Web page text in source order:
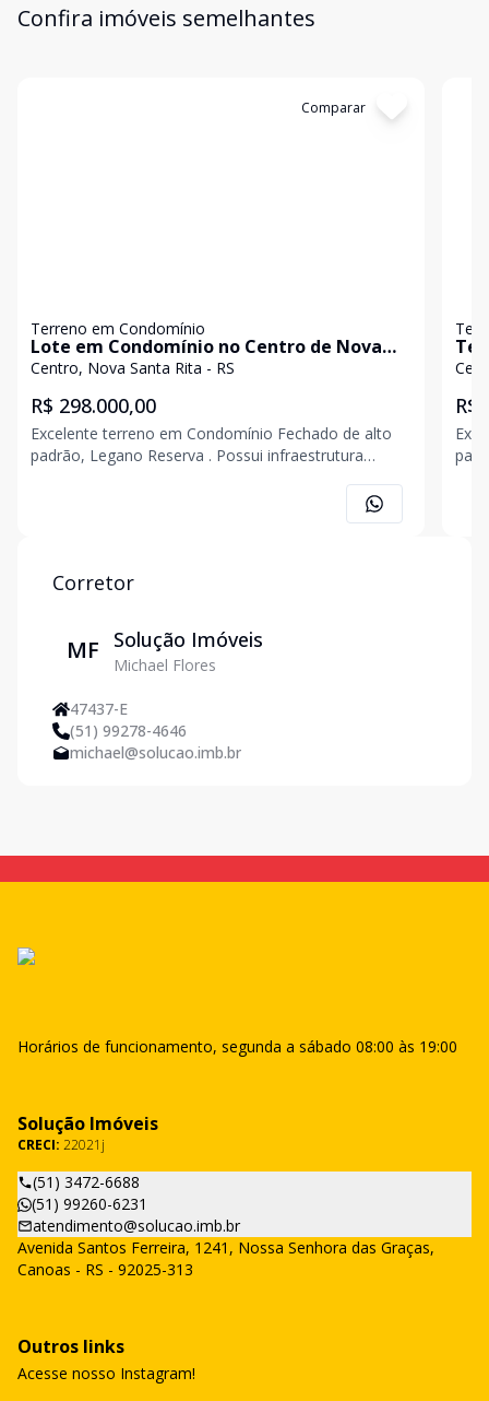
Confira imóveis semelhantes
Comparar
Terreno em Condomínio
Lote em Condomínio no Centro de Nova
Santa Rita
Centro, Nova Santa Rita - RS
R$ 298.000,00
Excelente terreno em Condomínio Fechado de alto
padrão, Legano Reserva . Possui infraestrutura
piscinas adulto e infantil, deck molhado, lounge bar,
sala de jogos, academia, quadra poliesportiva, pet
R$
Corretor
MF Solução Imóveis
Michael Flores
47437-E
(51) 99278-4646
michael@solucao.imb.br
Horários de funcionamento, segunda a sábado 08:00 às 19:00
Solução Imóveis
CRECI: 22021j
(51) 3472-6688
(51) 99260-6231
atendimento@solucao.imb.br
Avenida Santos Ferreira, 1241, Nossa Senhora das Graças,
Canoas - RS - 92025-313
Outros links
Acesse nosso Instagram!